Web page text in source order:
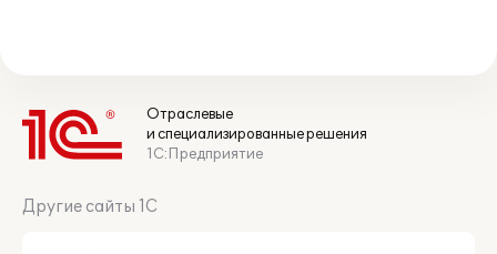
Отраслевые
и специализированные решения
1С:Предприятие
Другие сайты 1С